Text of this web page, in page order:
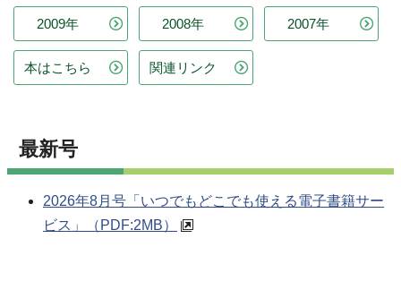
2009年 2008年 2007年
本はこちら 関連リンク
最新号
2026年8月号「いつでもどこでも使える電子書籍サー
ビス」
（PDF:2MB）